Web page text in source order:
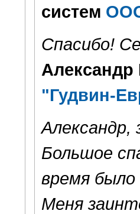
систем
Спасибо!
"Гудвин-
Александр,
Большое
время было
Меня